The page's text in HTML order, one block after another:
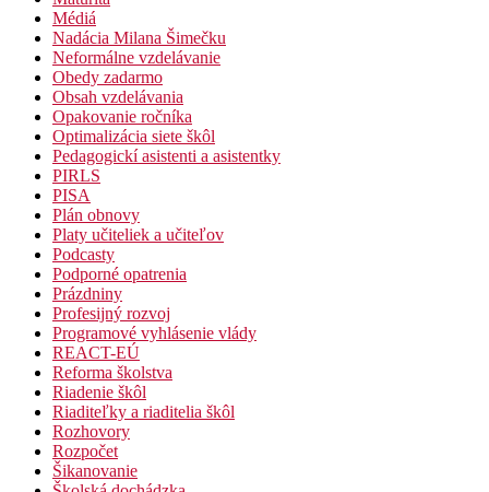
Médiá
Nadácia Milana Šimečku
Neformálne vzdelávanie
Obedy zadarmo
Obsah vzdelávania
Opakovanie ročníka
Optimalizácia siete škôl
Pedagogickí asistenti a asistentky
PIRLS
PISA
Plán obnovy
Platy učiteliek a učiteľov
Podcasty
Podporné opatrenia
Prázdniny
Profesijný rozvoj
Programové vyhlásenie vlády
REACT-EÚ
Reforma školstva
Riadenie škôl
Riaditeľky a riaditelia škôl
Rozhovory
Rozpočet
Šikanovanie